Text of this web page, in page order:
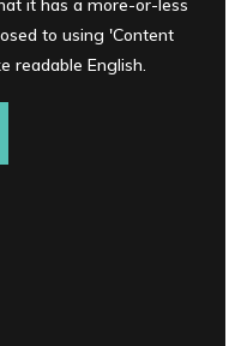
it has a more-or-less
to using 'Content
readable English.